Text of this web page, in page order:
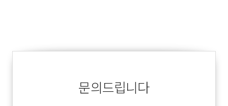
문의드립니다